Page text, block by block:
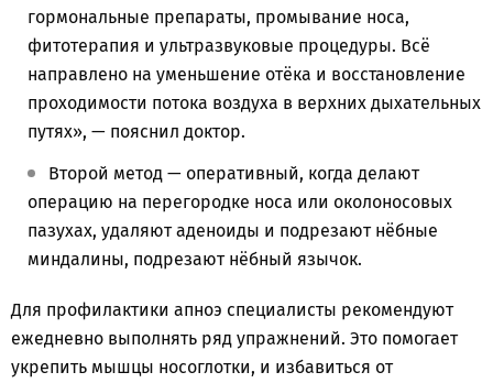
гормональные препараты, промывание носа,
фитотерапия и ультразвуковые процедуры. Всё
направлено на уменьшение отёка и восстановление
проходимости потока воздуха в верхних дыхательных
путях», — пояснил доктор.
Второй метод — оперативный, когда делают
операцию на перегородке носа или околоносовых
пазухах, удаляют аденоиды и подрезают нёбные
миндалины, подрезают нёбный язычок.
Для профилактики апноэ специалисты рекомендуют
ежедневно выполнять ряд упражнений. Это помогает
укрепить мышцы носоглотки, и избавиться от